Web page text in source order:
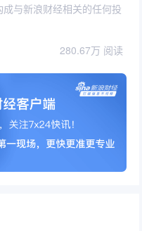
与新浪财经相关的任何投
280.67万 阅读